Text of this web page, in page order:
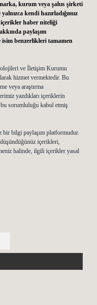
kurum veya şahıs şirketi
kendi hazırladığımız
haber niteliği
paylaşım
isim benzerlikleri tamamen
ve İletişim Kurumu
hizmet vermektedir. Bu
veya araştırma
yazdıkları içeriklerin
sorumluluğu kabul etmiş
bir bilgi paylaşım platformudur.
içerikleri,
halinde, ilgili içerikler yasal